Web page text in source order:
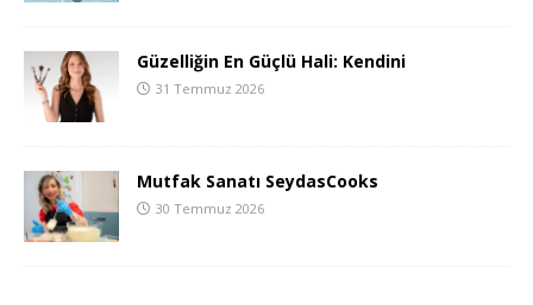
Güzelliğin En Güçlü Hali: Kendini
31 Temmuz 2026
Mutfak Sanatı SeydasCooks
30 Temmuz 2026